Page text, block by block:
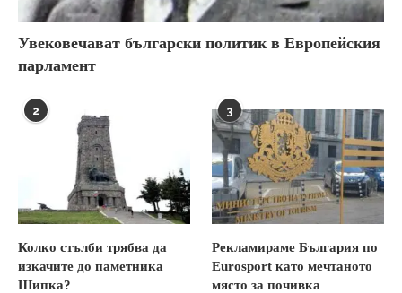
Увековечават български политик в Европейския
парламент
2
Колко стълби трябва да
изкачите до паметника
Шипка?
3
Рекламираме България по
Eurosport като мечтаното
място за почивка